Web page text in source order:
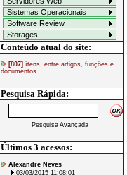
Sistemas Operacionais
Software Review
Storages
Conteúdo atual do site:
[807] ítens, entre artigos, funções e
documentos.
Pesquisa Rápida:
Pesquisa Avançada
Últimos 3 acessos:
Alexandre Neves
03/03/2015 11:08:01